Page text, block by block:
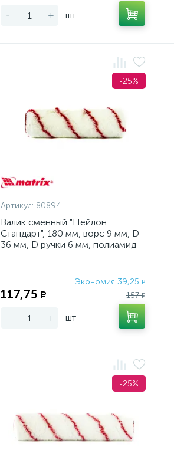
- + шт
-25%
Артикул: 80894
Валик сменный "Нейлон
Стандарт", 180 мм, ворс 9 мм, D
36 мм, D ручки 6 мм, полиамид
Экономия 39,25 ₽
117,75 ₽ 157₽
- + шт
-25%